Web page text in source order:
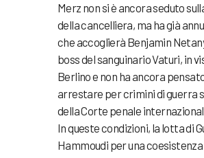
Merz non si è ancora seduto
della cancelliera, ma ha già
che accoglierà Benjamin
boss del sanguinario Vaturi, in
Berlino e non ha ancora
arrestare per crimini di guerra
della Corte penale
In queste condizioni, la lotta di
Hammoudi per una